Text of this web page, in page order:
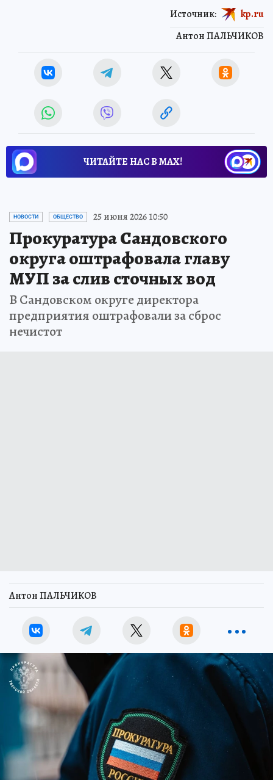
Антон ПАЛЬЧИКОВ
Источник: kp.ru
ЧИТАЙТЕ НАС В МАХ!
НОВОСТИ ОБЩЕСТВО 25 июня 2026 10:50
Прокуратура Сандовского
округа оштрафовала главу
МУП за слив сточных вод
В Сандовском округе директора
предприятия оштрафовали за сброс
нечистот
Антон ПАЛЬЧИКОВ